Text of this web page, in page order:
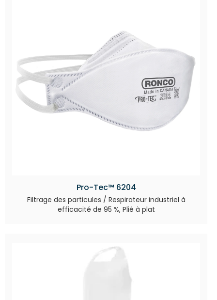
Pro-Tec™ 6204
Filtrage des particules / Respirateur industriel à
efficacité de 95 %, Plié à plat